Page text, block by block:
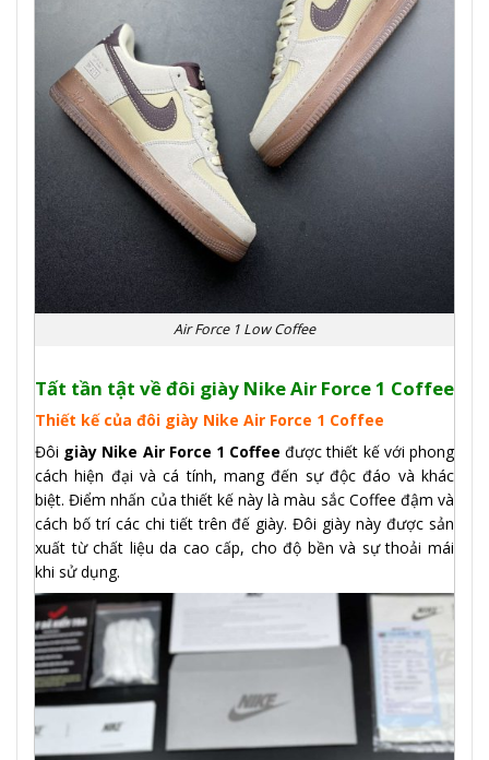
Air Force 1 Low Coffee
Tất tần tật về đôi giày Nike Air Force 1 Coffee
Thiết kế của đôi giày Nike Air Force 1 Coffee
Đôi giày Nike Air Force 1 Coffee được thiết kế với phong
cách hiện đại và cá tính, mang đến sự độc đáo và khác
biệt. Điểm nhấn của thiết kế này là màu sắc Coffee đậm và
cách bố trí các chi tiết trên đế giày. Đôi giày này được sản
xuất từ chất liệu da cao cấp, cho độ bền và sự thoải mái
khi sử dụng.